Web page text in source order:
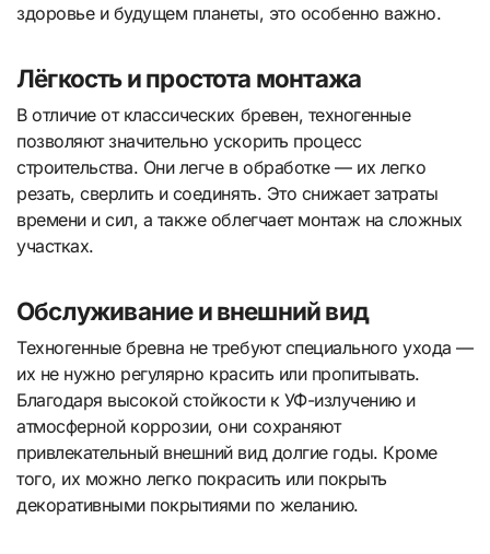
здоровье и будущем планеты, это особенно важно.
Лёгкость и простота монтажа
В отличие от классических бревен, техногенные
позволяют значительно ускорить процесс
строительства. Они легче в обработке — их легко
резать, сверлить и соединять. Это снижает затраты
времени и сил, а также облегчает монтаж на сложных
участках.
Обслуживание и внешний вид
Техногенные бревна не требуют специального ухода —
их не нужно регулярно красить или пропитывать.
Благодаря высокой стойкости к УФ-излучению и
атмосферной коррозии, они сохраняют
привлекательный внешний вид долгие годы. Кроме
того, их можно легко покрасить или покрыть
декоративными покрытиями по желанию.